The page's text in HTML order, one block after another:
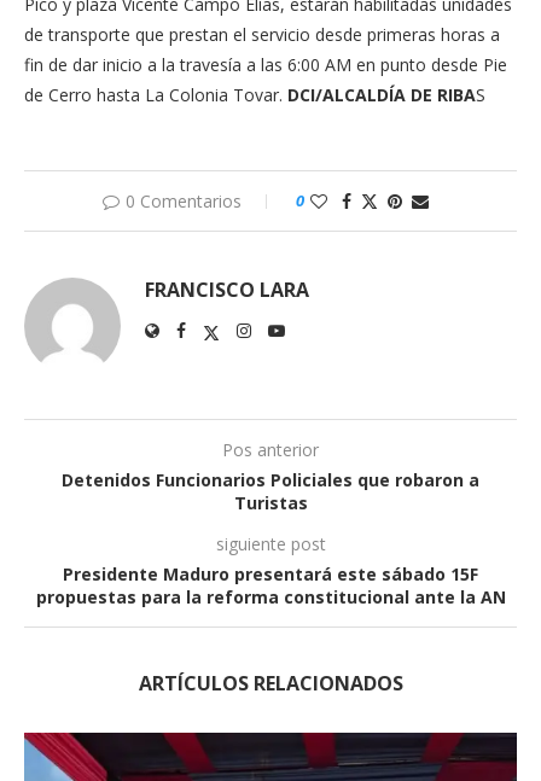
de transporte que prestan el servicio desde primeras horas a
fin de dar inicio a la travesía a las 6:00 AM en punto desde Pie
de Cerro hasta La Colonia Tovar. DCI/ALCALDÍA DE RIBAS
0 Comentarios 0
FRANCISCO LARA
Pos anterior
Detenidos Funcionarios Policiales que robaron a
Turistas
siguiente post
Presidente Maduro presentará este sábado 15F
propuestas para la reforma constitucional ante la AN
ARTÍCULOS RELACIONADOS